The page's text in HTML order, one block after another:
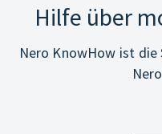
Hilfe über
Nero KnowHow ist